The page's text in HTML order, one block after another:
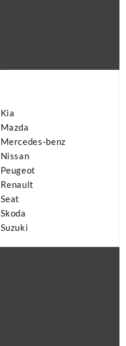
Kia
Mazda
Mercedes-benz
Nissan
Peugeot
Renault
Seat
Skoda
Suzuki